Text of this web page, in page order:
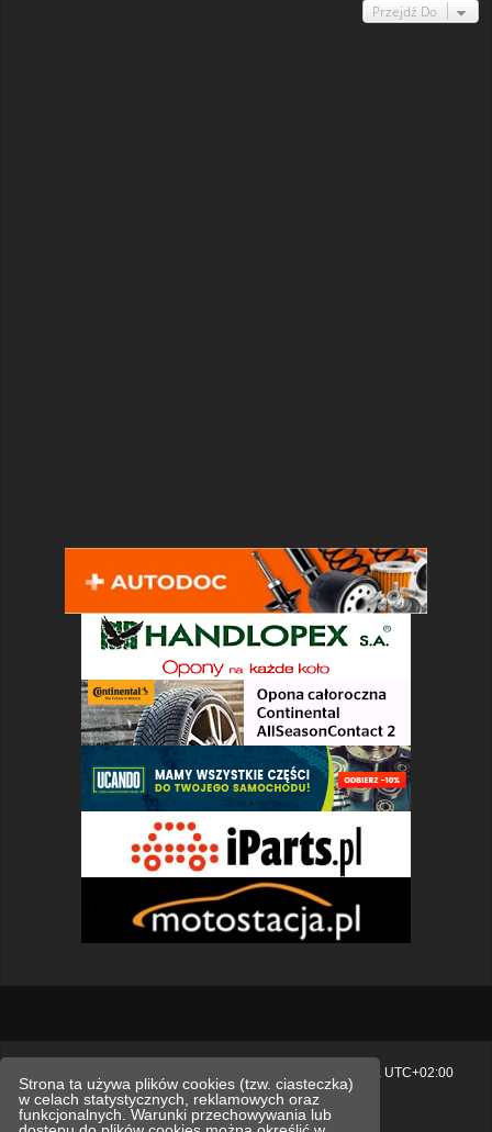
Strona ta używa plików cookies (tzw. ciasteczka)
w celach statystycznych, reklamowych oraz
funkcjonalnych. Warunki przechowywania lub
Przejdź Do
UTC+02:00
Polityka prywatności.